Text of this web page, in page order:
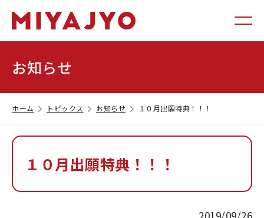
お知らせ
ホーム トピックス お知らせ １０月出願特典！！！
１０月出願特典！！！